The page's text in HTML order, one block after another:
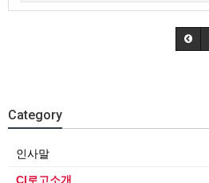
Category
인사말
CI로고소개